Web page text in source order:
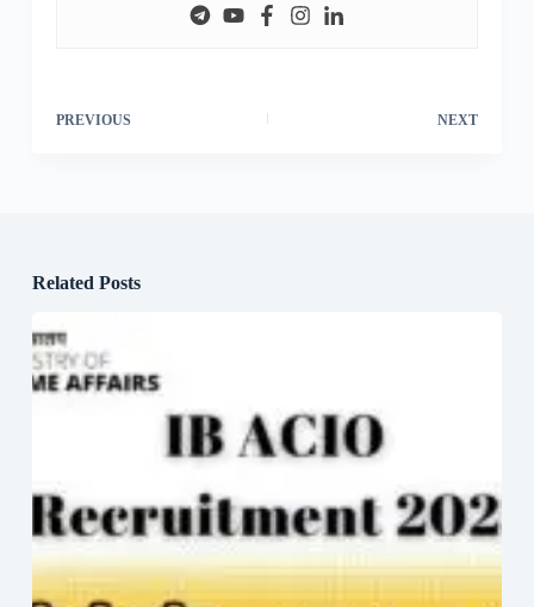
PREVIOUS NEXT
Related Posts